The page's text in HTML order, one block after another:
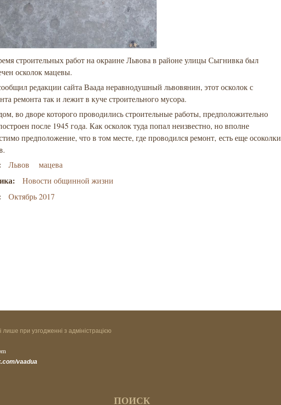
строительных работ на окраине Львова в районе улицы Сыгнивка был
осколок мацевы.
редакции сайта Ваада неравнодушный львовянин, этот осколок с
ремонта так и лежит в куче строительного мусора.
во дворе которого проводились строительные работы, предположительно
после 1945 года. Как осколок туда попал неизвестно, но вполне
предположение, что в том месте, где проводился ремонт, есть еще осоколки
Львов мацева
Новости общинной жизни
Октябрь 2017
лише при узгодженні з адміністрацією
vaadua
ПОИСК